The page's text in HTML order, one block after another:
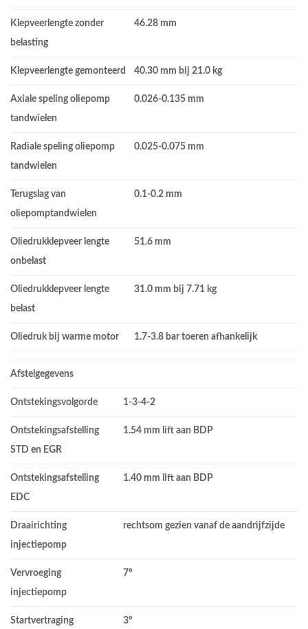
Klepveerlengte zonder
belasting
46.28 mm
Klepveerlengte gemonteerd 40.30 mm bij 21.0 kg
Axiale speling oliepomp
tandwielen
0.026-0.135 mm
Radiale speling oliepomp
tandwielen
0.025-0.075 mm
Terugslag van
oliepomptandwielen
0.1-0.2 mm
Oliedrukklepveer lengte
onbelast
51.6 mm
Oliedrukklepveer lengte
belast
31.0 mm bij 7.71 kg
Oliedruk bij warme motor 1.7-3.8 bar toeren afhankelijk
Afstelgegevens
Ontstekingsvolgorde 1-3-4-2
Ontstekingsafstelling
STD en EGR
1.54 mm lift aan BDP
Ontstekingsafstelling
EDC
1.40 mm lift aan BDP
Draairichting
injectiepomp
rechtsom gezien vanaf de aandrijfzijde
Vervroeging
injectiepomp
7°
Startvertraging 3°